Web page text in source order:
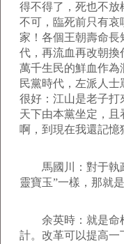
得不得了，死也不放
不可，臨死前只有哀
家！各個王朝壽命
代，再流血再改朝換
萬千生民的鮮血作為
民黨時代，左派人
很好：江山是老子打
天下由本黨坐定，
啊，到現在我還記憶
馬國川：對于執政
靈寶玉”一樣，那就
余英時：就是命
計。改革可以提高一